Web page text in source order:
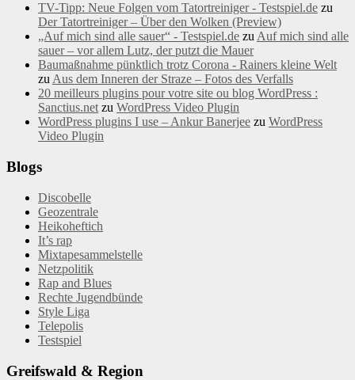
TV-Tipp: Neue Folgen vom Tatortreiniger - Testspiel.de zu
Der Tatortreiniger – Über den Wolken (Preview)
„Auf mich sind alle sauer“ - Testspiel.de zu Auf mich sind alle
sauer – vor allem Lutz, der putzt die Mauer
Baumaßnahme pünktlich trotz Corona - Rainers kleine Welt
zu Aus dem Inneren der Straze – Fotos des Verfalls
20 meilleurs plugins pour votre site ou blog WordPress :
Sanctius.net zu WordPress Video Plugin
WordPress plugins I use – Ankur Banerjee zu WordPress
Video Plugin
Blogs
Discobelle
Geozentrale
Heikoheftich
It’s rap
Mixtapesammelstelle
Netzpolitik
Rap and Blues
Rechte Jugendbünde
Style Liga
Telepolis
Testspiel
Greifswald & Region